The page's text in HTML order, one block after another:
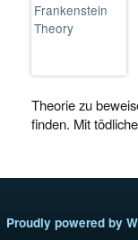
Theorie zu
finden. Mit
Proudly powered by